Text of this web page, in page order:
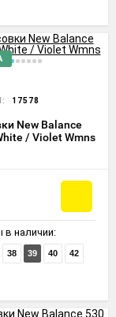
17578
New Balance
/ Violet Wmns
в наличии:
38 39 40 42